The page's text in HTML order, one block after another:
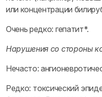
или концентрации
Очень редко: гепатит*.
Нарушения со стороны
Нечасто:
Редко: токсический